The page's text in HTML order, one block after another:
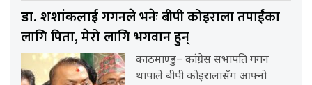
डा. शशांकलाईगगनले भनेः बीपी कोइराला तपाईंका
लागि पिता, मेरो लागि भगवान हुन्
काठमाण्डु– कांग्रेस सभापति गगन
थापाले बीपी कोइरालासँग आफ्नो